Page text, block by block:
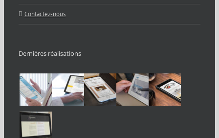
Contactez-nous
Dernières réalisations